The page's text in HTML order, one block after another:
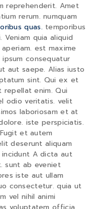
reprehenderit. Amet
rerum. numquam
quas. temporibus
Veniam quia aliquid
est maxime
consequatur
aut saepe. Alias iusto
sint. Qui ex et
enim. Qui
odio veritatis. velit
laboriosam et at
iste perspiciatis.
et autem
deserunt aliquam
incidunt A dicta aut
sunt ab eveniet
iste aut ullam
consectetur. quia ut
vel nihil animi